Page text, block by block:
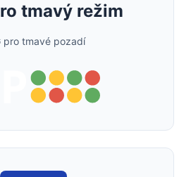
tmavý režim
pro tmavé pozadí